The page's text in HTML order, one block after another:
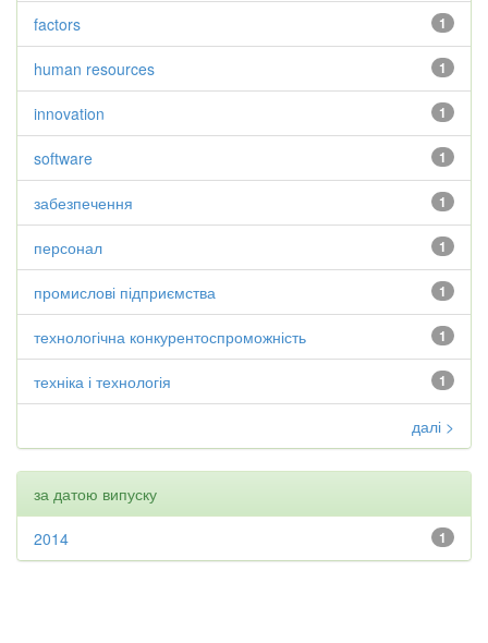
1
factors
1
human resources
1
innovation
1
software
1
забезпечення
1
персонал
1
промислові підприємства
1
технологічна конкурентоспроможність
1
техніка і технологія
далі >
за датою випуску
1
2014